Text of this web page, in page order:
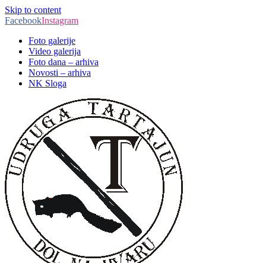
Skip to content
FacebookInstagram
Foto galerije
Video galerija
Foto dana – arhiva
Novosti – arhiva
NK Sloga